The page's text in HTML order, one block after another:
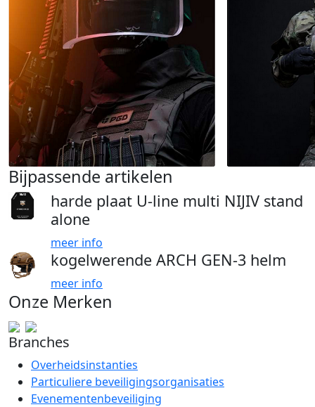
Bijpassende artikelen
harde plaat U-line multi NIJIV stand
alone
meer info
kogelwerende ARCH GEN-3 helm
meer info
Onze Merken
Branches
Overheidsinstanties
Particuliere beveiligingsorganisaties
Evenementenbeveiliging